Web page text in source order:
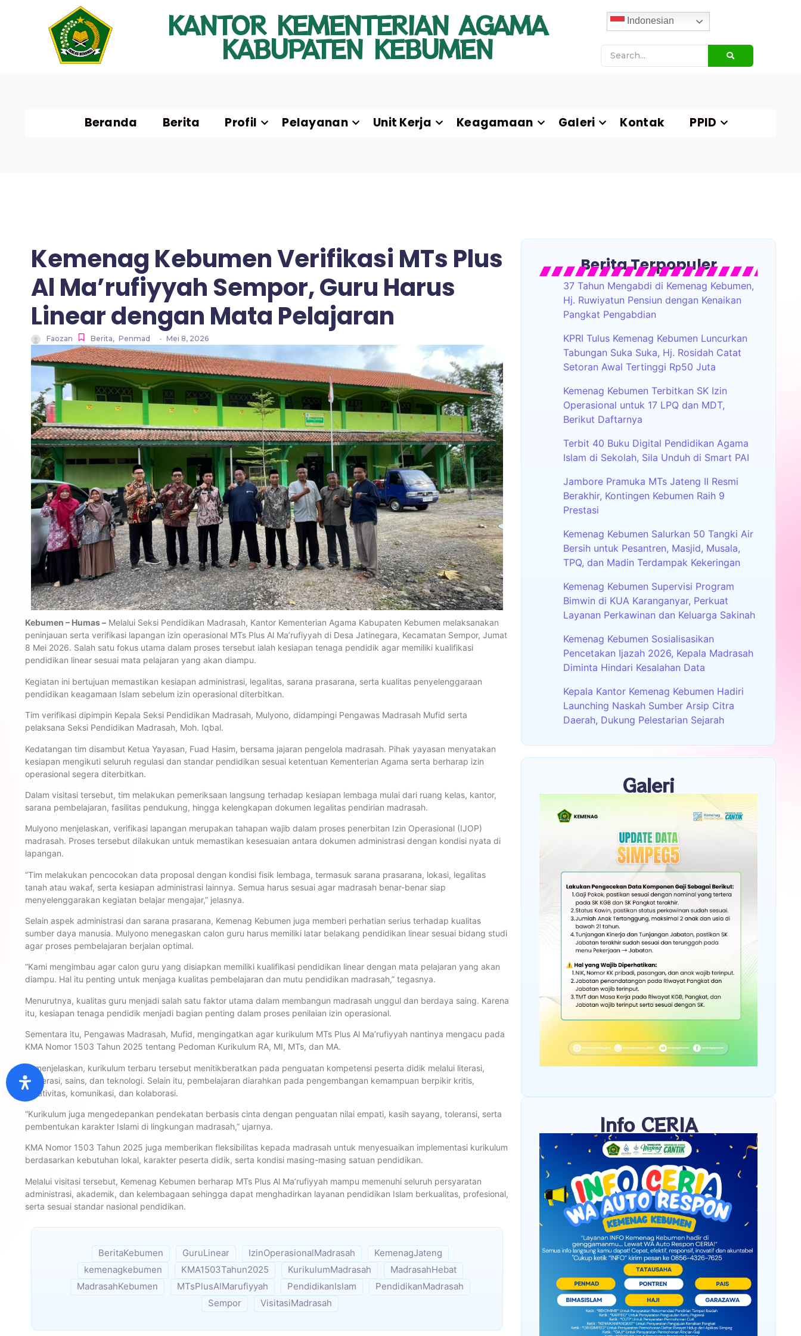
KANTOR KEMENTERIAN AGAMA
KABUPATEN KEBUMEN
Indonesian
Beranda Berita Profil Pelayanan Unit Kerja Keagamaan Galeri Kontak PPID
Kemenag Kebumen Verifikasi MTs Plus
Al Ma’rufiyyah Sempor, Guru Harus
Linear dengan Mata Pelajaran
Faozan Berita, Penmad - Mei 8, 2026
Kebumen – Humas – Melalui Seksi Pendidikan Madrasah, Kantor Kementerian Agama Kabupaten Kebumen melaksanakan
peninjauan serta verifikasi lapangan izin operasional MTs Plus Al Ma’rufiyyah di Desa Jatinegara, Kecamatan Sempor, Jumat
8 Mei 2026. Salah satu fokus utama dalam proses tersebut ialah kesiapan tenaga pendidik agar memiliki kualifikasi
pendidikan linear sesuai mata pelajaran yang akan diampu.
Kegiatan ini bertujuan memastikan kesiapan administrasi, legalitas, sarana prasarana, serta kualitas penyelenggaraan
pendidikan keagamaan Islam sebelum izin operasional diterbitkan.
Tim verifikasi dipimpin Kepala Seksi Pendidikan Madrasah, Mulyono, didampingi Pengawas Madrasah Mufid serta
pelaksana Seksi Pendidikan Madrasah, Moh. Iqbal.
Kedatangan tim disambut Ketua Yayasan, Fuad Hasim, bersama jajaran pengelola madrasah. Pihak yayasan menyatakan
kesiapan mengikuti seluruh regulasi dan standar pendidikan sesuai ketentuan Kementerian Agama serta berharap izin
operasional segera diterbitkan.
Dalam visitasi tersebut, tim melakukan pemeriksaan langsung terhadap kesiapan lembaga mulai dari ruang kelas, kantor,
sarana pembelajaran, fasilitas pendukung, hingga kelengkapan dokumen legalitas pendirian madrasah.
Mulyono menjelaskan, verifikasi lapangan merupakan tahapan wajib dalam proses penerbitan Izin Operasional (IJOP)
madrasah. Proses tersebut dilakukan untuk memastikan kesesuaian antara dokumen administrasi dengan kondisi nyata di
lapangan.
“Tim melakukan pencocokan data proposal dengan kondisi fisik lembaga, termasuk sarana prasarana, lokasi, legalitas
tanah atau wakaf, serta kesiapan administrasi lainnya. Semua harus sesuai agar madrasah benar-benar siap
menyelenggarakan kegiatan belajar mengajar,” jelasnya.
Selain aspek administrasi dan sarana prasarana, Kemenag Kebumen juga memberi perhatian serius terhadap kualitas
sumber daya manusia. Mulyono menegaskan calon guru harus memiliki latar belakang pendidikan linear sesuai bidang studi
agar proses pembelajaran berjalan optimal.
“Kami mengimbau agar calon guru yang disiapkan memiliki kualifikasi pendidikan linear dengan mata pelajaran yang akan
diampu. Hal itu penting untuk menjaga kualitas pembelajaran dan mutu pendidikan madrasah,” tegasnya.
Menurutnya, kualitas guru menjadi salah satu faktor utama dalam membangun madrasah unggul dan berdaya saing. Karena
itu, kesiapan tenaga pendidik menjadi bagian penting dalam proses penilaian izin operasional.
Sementara itu, Pengawas Madrasah, Mufid, mengingatkan agar kurikulum MTs Plus Al Ma’rufiyyah nantinya mengacu pada
KMA Nomor 1503 Tahun 2025 tentang Pedoman Kurikulum RA, MI, MTs, dan MA.
Ia menjelaskan, kurikulum terbaru tersebut menitikberatkan pada penguatan kompetensi peserta didik melalui literasi,
numerasi, sains, dan teknologi. Selain itu, pembelajaran diarahkan pada pengembangan kemampuan berpikir kritis,
kreativitas, komunikasi, dan kolaborasi.
“Kurikulum juga mengedepankan pendekatan berbasis cinta dengan penguatan nilai empati, kasih sayang, toleransi, serta
pembentukan karakter Islami di lingkungan madrasah,” ujarnya.
KMA Nomor 1503 Tahun 2025 juga memberikan fleksibilitas kepada madrasah untuk menyesuaikan implementasi kurikulum
berdasarkan kebutuhan lokal, karakter peserta didik, serta kondisi masing-masing satuan pendidikan.
Melalui visitasi tersebut, Kemenag Kebumen berharap MTs Plus Al Ma’rufiyyah mampu memenuhi seluruh persyaratan
administrasi, akademik, dan kelembagaan sehingga dapat menghadirkan layanan pendidikan Islam berkualitas, profesional,
serta sesuai standar nasional pendidikan.
BeritaKebumen GuruLinear IzinOperasionalMadrasah
KemenagJateng
kemenagkebumen
KMA1503Tahun2025 KurikulumMadrasah
MadrasahHebat
MadrasahKebumen
MTsPlusAlMarufiyyah PendidikanIslam
PendidikanMadrasah
Sempor
VisitasiMadrasah
Berita Terpopuler
37 Tahun Mengabdi di Kemenag Kebumen,
Hj. Ruwiyatun Pensiun dengan Kenaikan
Pangkat Pengabdian
KPRI Tulus Kemenag Kebumen Luncurkan
Tabungan Suka Suka, Hj. Rosidah Catat
Setoran Awal Tertinggi Rp50 Juta
Kemenag Kebumen Terbitkan SK Izin
Operasional untuk 17 LPQ dan MDT,
Berikut Daftarnya
Terbit 40 Buku Digital Pendidikan Agama
Islam di Sekolah, Sila Unduh di Smart PAI
Jambore Pramuka MTs Jateng II Resmi
Berakhir, Kontingen Kebumen Raih 9
Prestasi
Kemenag Kebumen Salurkan 50 Tangki Air
Bersih untuk Pesantren, Masjid, Musala,
TPQ, dan Madin Terdampak Kekeringan
Kemenag Kebumen Supervisi Program
Bimwin di KUA Karanganyar, Perkuat
Layanan Perkawinan dan Keluarga Sakinah
Kemenag Kebumen Sosialisasikan
Pencetakan Ijazah 2026, Kepala Madrasah
Diminta Hindari Kesalahan Data
Kepala Kantor Kemenag Kebumen Hadiri
Launching Naskah Sumber Arsip Citra
Daerah, Dukung Pelestarian Sejarah
Galeri
Info CERIA